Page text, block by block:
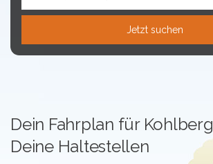
Jetzt suchen
Dein Fahrplan für Kohlberg
Deine Haltestellen